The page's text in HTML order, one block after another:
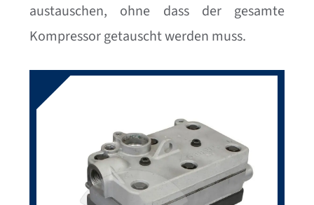
austauschen, ohne dass der gesamte
Kompressor getauscht werden muss.